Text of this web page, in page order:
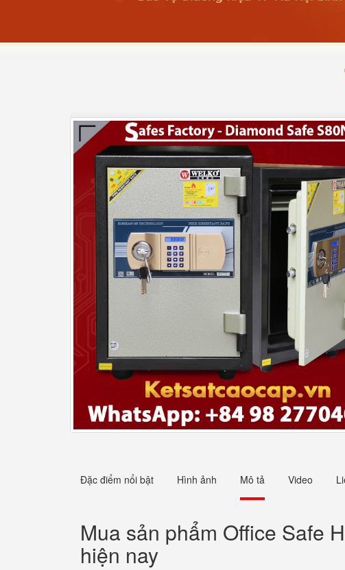
Đặc điểm nổi bật Hình ảnh Mô tả Video
Mua sản phẩm Office Safe
hiện nay